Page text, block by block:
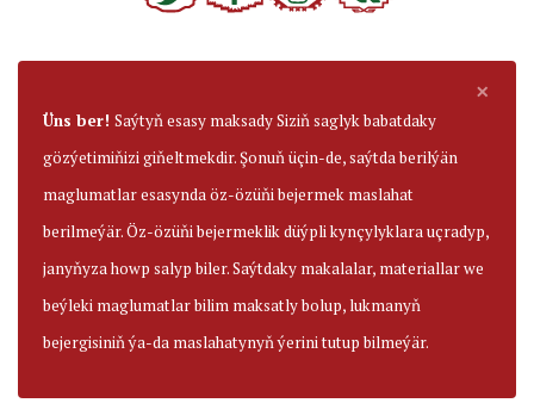
×
Üns ber! Saýtyň esasy maksady Siziň saglyk babatdaky
gözýetimiňizi giňeltmekdir. Şonuň üçin-de, saýtda berilýän
maglumatlar esasynda öz-özüňi bejermek maslahat
berilmeýär. Öz-özüňi bejermeklik düýpli kynçylyklara uçradyp,
janyňyza howp salyp biler. Saýtdaky makalalar, materiallar we
beýleki maglumatlar bilim maksatly bolup, lukmanyň
bejergisiniň ýa-da maslahatynyň ýerini tutup bilmeýär.